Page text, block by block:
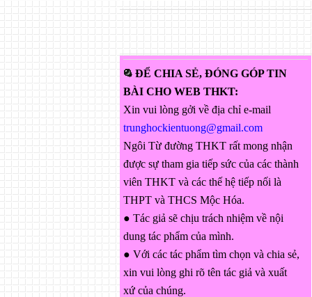
ĐỂ CHIA SẺ, ĐÓNG GÓP TIN
BÀI CHO WEB THKT:
Xin vui lòng gởi về địa chỉ e-mail
trunghockientuong@gmail.com
Ngôi Từ đường THKT rất mong nhận
được sự tham gia tiếp sức của các thành
viên THKT và các thế hệ tiếp nối là
THPT và THCS Mộc Hóa.
● Tác giả sẽ chịu trách nhiệm về nội
dung tác phẩm của mình.
● Với các tác phẩm tìm chọn và chia sẻ,
xin vui lòng ghi rõ tên tác giả và xuất
xứ của chúng.